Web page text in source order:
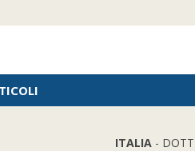
ITALIA -